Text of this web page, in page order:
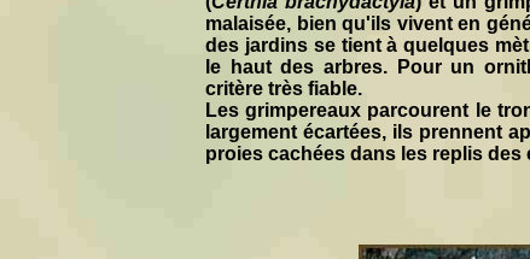
malaisée, bien qu'ils vivent en
des jardins se tient à quelques
le haut des arbres. Pour un
critère très fiable.
Les grimpereaux parcourent le
largement écartées, ils prennent
proies cachées dans les replis des